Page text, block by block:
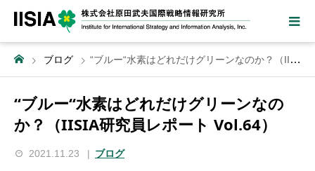
ブログ “ブルー“水素はどれだけグリーンなのか？（IISIA研究員レポート Vol.64）
“ブルー“水素はどれだけグリーンなの
か？（IISIA研究員レポート Vol.64）
2021.11.23 ブログ